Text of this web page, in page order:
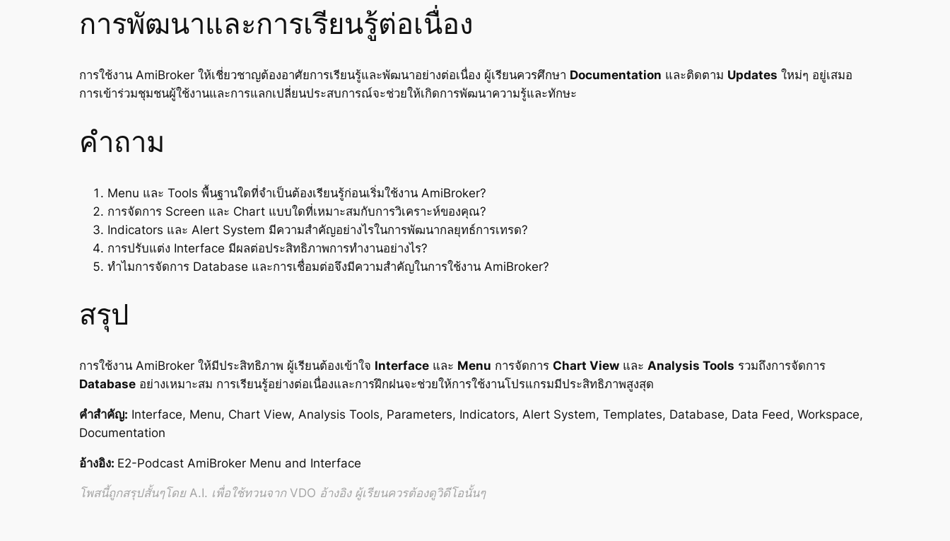
การพัฒนาและการเรียนรู้ต่อเนื่อง
การใช้งาน AmiBroker ให้เชี่ยวชาญต้องอาศัยการเรียนรู้และพัฒนาอย่างต่อเนื่อง ผู้เรียนควรศึกษา Documentation และติดตาม Updates ใหม่ๆ อยู่เสมอ
การเข้าร่วมชุมชนผู้ใช้งานและการแลกเปลี่ยนประสบการณ์จะช่วยให้เกิดการพัฒนาความรู้และทักษะ
คำถาม
Menu และ Tools พื้นฐานใดที่จำเป็นต้องเรียนรู้ก่อนเริ่มใช้งาน AmiBroker?
การจัดการ Screen และ Chart แบบใดที่เหมาะสมกับการวิเคราะห์ของคุณ?
Indicators และ Alert System มีความสำคัญอย่างไรในการพัฒนากลยุทธ์การเทรด?
การปรับแต่ง Interface มีผลต่อประสิทธิภาพการทำงานอย่างไร?
ทำไมการจัดการ Database และการเชื่อมต่อจึงมีความสำคัญในการใช้งาน AmiBroker?
สรุป
การใช้งาน AmiBroker ให้มีประสิทธิภาพ ผู้เรียนต้องเข้าใจ Interface และ Menu การจัดการ Chart View และ Analysis Tools รวมถึงการจัดการ
Database อย่างเหมาะสม การเรียนรู้อย่างต่อเนื่องและการฝึกฝนจะช่วยให้การใช้งานโปรแกรมมีประสิทธิภาพสูงสุด
คำสำคัญ: Interface, Menu, Chart View, Analysis Tools, Parameters, Indicators, Alert System, Templates, Database, Data Feed, Workspace,
Documentation
อ้างอิง: E2-Podcast AmiBroker Menu and Interface
โพสนี้ถูกสรุปสั้นๆโดย A.I. เพื่อใช้ทวนจาก VDO อ้างอิง ผู้เรียนควรต้องดูวิดีโอนั้นๆ